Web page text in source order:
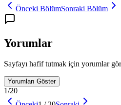
Önceki BölümSonraki Bölüm
Yorumlar
Sayfayı hafif tutmak için yorumlar
Yorumları Göster
1/20